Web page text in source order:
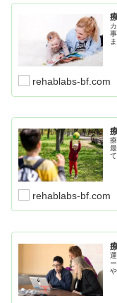
rehablabs-bf.com
rehablabs-bf.com